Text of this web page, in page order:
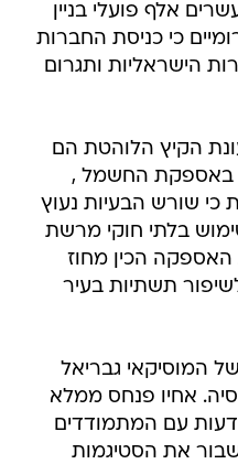
אלף פועלי בניין
כי כניסת החברות
הישראליות ותגרום
הקיץ הלוהטת הם
באספקת החשמל ,
שורש הבעיות נעוץ
בלתי חוקי מרשת
הכין מחוז
תשתיות בעיר
של המוסיקאי גבריאל
אחיו פנחס ממלא
עם המתמודדים
את הסטיגמות